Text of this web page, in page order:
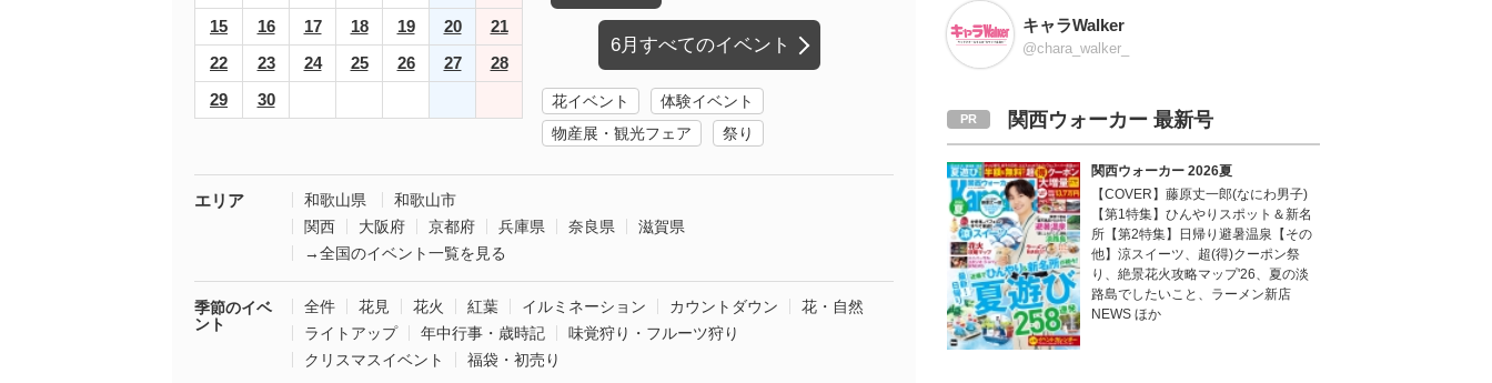
15
16 17 18 19 20
21
22
23 24 25 26 27
28
29
30
6月すべてのイベント
花イベント
体験イベント
物産展・観光フェア
祭り
エリア 和歌山県
和歌山市
関西
大阪府 京都府 兵庫県 奈良県
滋賀県
→全国のイベント一覧を見る
季節のイベ
ント
全件 花見 花火 紅葉 イルミネーション カウントダウン
花・自然
ライトアップ
年中行事・歳時記
味覚狩り・フルーツ狩り
クリスマスイベント
福袋・初売り
キャラWalker
@chara_walker_
関西ウォーカー 最新号
関西ウォーカー 2026夏
【COVER】藤原丈一郎(なにわ男子)
【第1特集】ひんやりスポット＆新名
所【第2特集】日帰り避暑温泉【その
他】涼スイーツ、超(得)クーポン祭
り、絶景花火攻略マップ'26、夏の淡
路島でしたいこと、ラーメン新店
NEWS ほか